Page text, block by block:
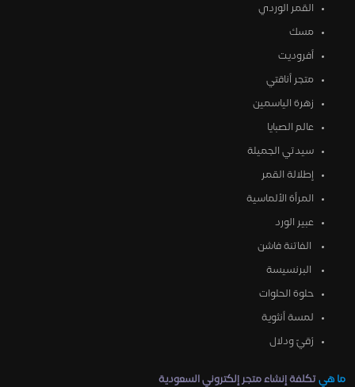
القمر الوردي
مسك
أفروديت
متجر أناقتي
زهرة الياسمين
عالم الصبايا
سيدتي الجميلة
إطلالة القمر
المرأة الألماسية
عبير الورد
الفاتنة فاشن
البرنسيسة
حلوة الحلوات
لمسة أنثوية
رُقيّ ودلال
ما هي تكلفة إنشاء متجر إلكتروني السعودية